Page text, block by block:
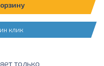
клик
только